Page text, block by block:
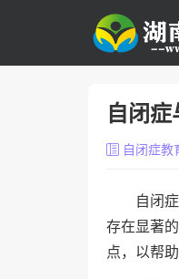
自闭
自闭症教
自闭
存在显著
点，以帮